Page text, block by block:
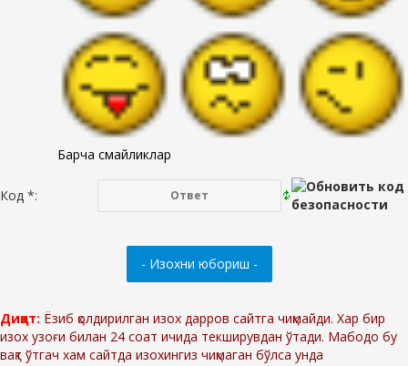
Барча смайликлар
Код *:
Диққат: Ёзиб қолдирилган изох дарров сайтга чиқмайди. Хар бир
изох узоғи билан 24 соат ичида текширувдан ўтади. Мабодо бу
вақт ўтгач хам сайтда изохингиз чиқмаган бўлса унда